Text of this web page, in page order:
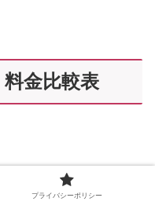
金比較表
プライバシーポリシー